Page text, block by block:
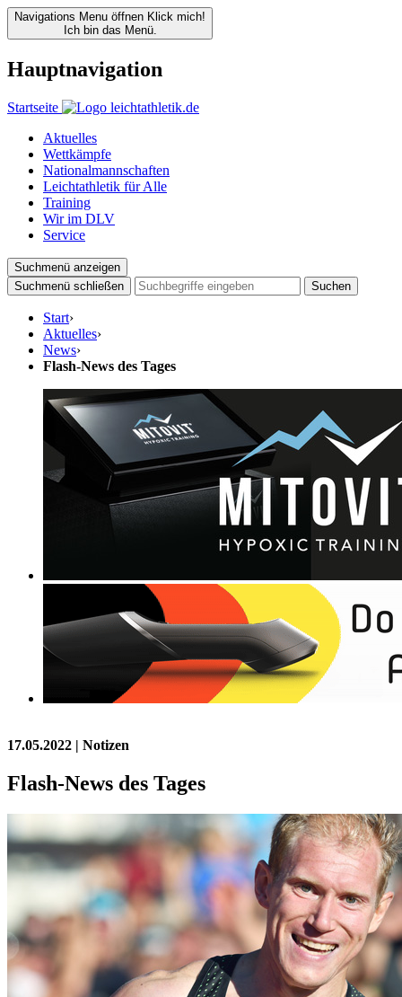
Navigations Menu öffnen Klick mich!
Ich bin das Menü.
Hauptnavigation
Startseite
Aktuelles
Wettkämpfe
Nationalmannschaften
Leichtathletik für Alle
Training
Wir im DLV
Service
Suchmenü anzeigen
Suchmenü schließen
Suchen
Start›
Aktuelles›
News›
Flash-News des Tages
17.05.2022 | Notizen
Flash-News des Tages